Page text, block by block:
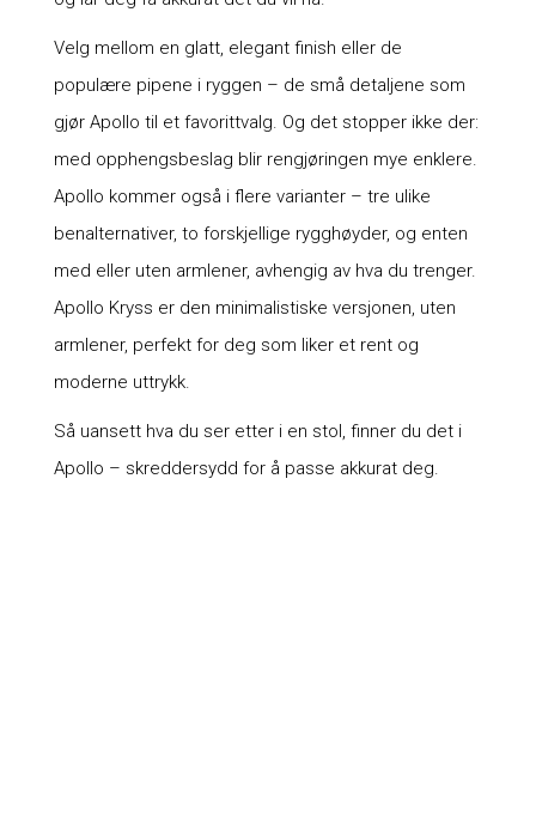
Velg mellom en glatt, elegant finish eller de
populære pipene i ryggen – de små detaljene som
gjør Apollo til et favorittvalg. Og det stopper ikke der:
med opphengsbeslag blir rengjøringen mye enklere.
Apollo kommer også i flere varianter – tre ulike
benalternativer, to forskjellige rygghøyder, og enten
med eller uten armlener, avhengig av hva du trenger.
Apollo Kryss er den minimalistiske versjonen, uten
armlener, perfekt for deg som liker et rent og
moderne uttrykk.
Så uansett hva du ser etter i en stol, finner du det i
Apollo – skreddersydd for å passe akkurat deg.